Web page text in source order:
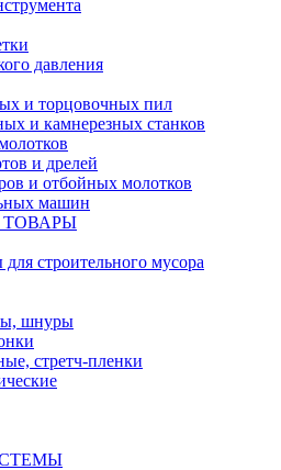
давления
и торцовочных пил
и камнерезных станков
и дрелей
и отбойных молотков
машин
ТОВАРЫ
строительного мусора
шнуры
стретч-пленки